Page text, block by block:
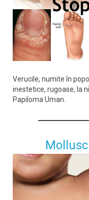
Verucile, numite în
inestetice, rugoase, la
Papiloma Uman.